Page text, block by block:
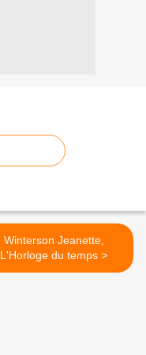
Winterson Jeanette,
L'Horloge du temps >